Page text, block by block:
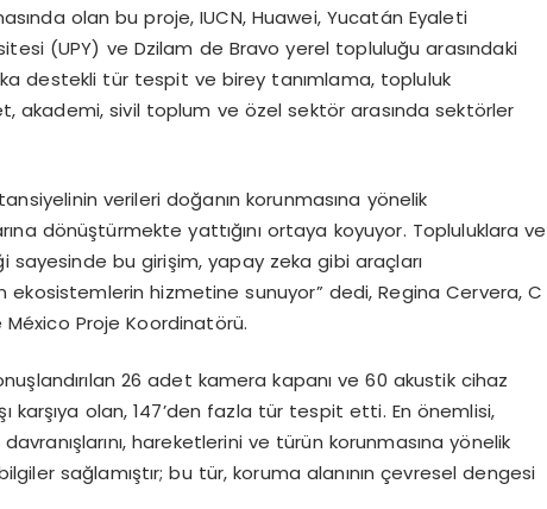
olan bu proje, IUCN, Huawei, Yucatán Eyaleti
(UPY) ve Dzilam de Bravo yerel topluluğu arasındaki
destekli tür tespit ve birey tanımlama, topluluk
akademi, sivil toplum ve özel sektör arasında sektörler
verileri doğanın korunmasına yönelik
dönüştürmekte yattığını ortaya koyuyor. Topluluklara ve
sayesinde bu girişim, yapay zeka gibi araçları
hizmetine sunuyor” dedi, Regina Cervera, C
Proje Koordinatörü.
26 adet kamera kapanı ve 60 akustik cihaz
karşıya olan, 147’den fazla tür tespit etti. En önemlisi,
hareketlerini ve türün korunmasına yönelik
sağlamıştır; bu tür, koruma alanının çevresel dengesi